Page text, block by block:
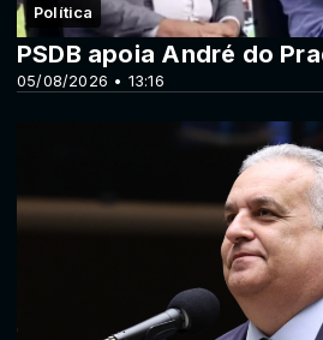
Política
05/08/2026 • 13:16
PSDB apoia André do